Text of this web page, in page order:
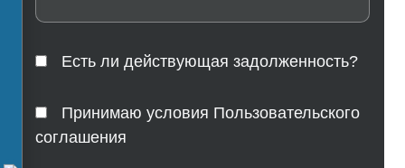
Есть ли действующая задолженность?
Принимаю условия Пользовательского
соглашения